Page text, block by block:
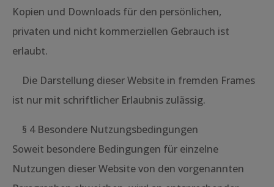
Kopien und Downloads für den persönlichen,
privaten und nicht kommerziellen Gebrauch ist
erlaubt.
Die Darstellung dieser Website in fremden Frames
ist nur mit schriftlicher Erlaubnis zulässig.
§ 4 Besondere Nutzungsbedingungen
Soweit besondere Bedingungen für einzelne
Nutzungen dieser Website von den vorgenannten